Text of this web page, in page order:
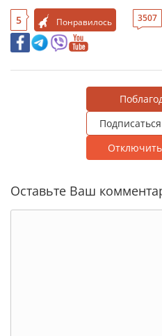
5 Понравилось 3507
Оставьте Ваш